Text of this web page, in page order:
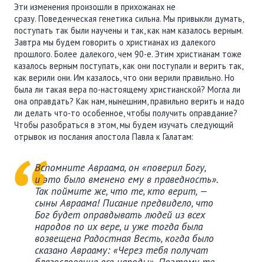
Эти изменения произошли в прихожанах не
сразу. Поведенческая генетика сильна. Мы привыкли думать,
поступать так были научены и так, как нам казалось верным.
Завтра мы будем говорить о христианах из далекого
прошлого. Более далекого, чем 90-е. Этим христианам тоже
казалось верным поступать, как они поступали и верить так,
как верили они. Им казалось, что они верили правильно. Но
была ли такая вера по-настоящему христианской? Могла ли
она оправдать? Как нам, нынешним, правильно верить и надо
ли делать что-то особенное, чтобы получить оправдание?
Чтобы разобраться в этом, мы будем изучать следующий
отрывок из послания апостола Павла к Галатам:
Вспомните Авраама, он «поверил Богу,
и это было вменено ему в праведность».
Так поймите же, что те, кто верит, —
сыны Авраама! Писание предвидело, что
Бог будет оправдывать людей из всех
народов по их вере, и уже тогда была
возвещена Радостная Весть, когда было
сказано Аврааму: «Через тебя получат